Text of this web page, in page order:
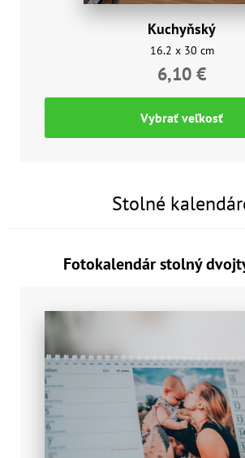
Kuchyňský
16.2 x 30 cm
6,10 €
Vybrať veľkosť
Stolné
Fotokalendár stolný